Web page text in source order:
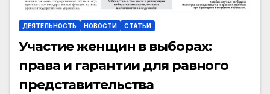
ДЕЯТЕЛЬНОСТЬ НОВОСТИ СТАТЬИ
Участие женщин в выборах:
права и гарантии для равного
представительства